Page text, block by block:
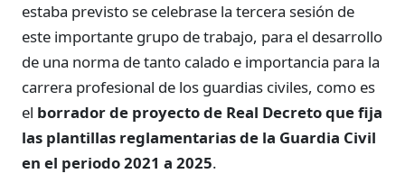
estaba previsto se celebrase la tercera sesión de
este importante grupo de trabajo, para el desarrollo
de una norma de tanto calado e importancia para la
carrera profesional de los guardias civiles, como es
el borrador de proyecto de Real Decreto que fija
las plantillas reglamentarias de la Guardia Civil
en el periodo 2021 a 2025.